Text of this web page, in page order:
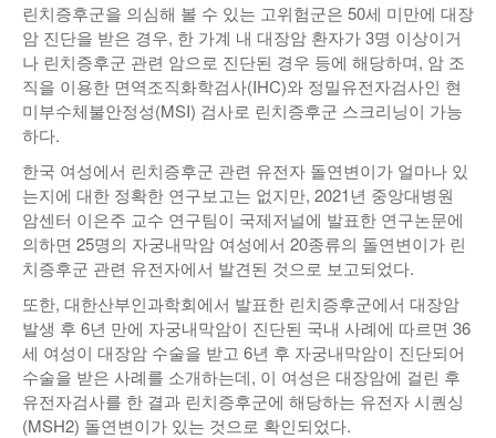
린치증후군을 의심해 볼 수 있는 고위험군은 50세 미만에 대장
암 진단을 받은 경우, 한 가계 내 대장암 환자가 3명 이상이거
나 린치증후군 관련 암으로 진단된 경우 등에 해당하며, 암 조
직을 이용한 면역조직화학검사(IHC)와 정밀유전자검사인 현
미부수체불안정성(MSI) 검사로 린치증후군 스크리닝이 가능
하다.
한국 여성에서 린치증후군 관련 유전자 돌연변이가 얼마나 있
는지에 대한 정확한 연구보고는 없지만, 2021년 중앙대병원
암센터 이은주 교수 연구팀이 국제저널에 발표한 연구논문에
의하면 25명의 자궁내막암 여성에서 20종류의 돌연변이가 린
치증후군 관련 유전자에서 발견된 것으로 보고되었다.
또한, 대한산부인과학회에서 발표한 린치증후군에서 대장암
발생 후 6년 만에 자궁내막암이 진단된 국내 사례에 따르면 36
세 여성이 대장암 수술을 받고 6년 후 자궁내막암이 진단되어
수술을 받은 사례를 소개하는데, 이 여성은 대장암에 걸린 후
유전자검사를 한 결과 린치증후군에 해당하는 유전자 시퀀싱
(MSH2) 돌연변이가 있는 것으로 확인되었다.